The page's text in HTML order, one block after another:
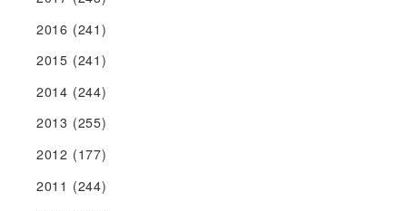
2016 (241)
2015 (241)
2014 (244)
2013 (255)
2012 (177)
2011 (244)